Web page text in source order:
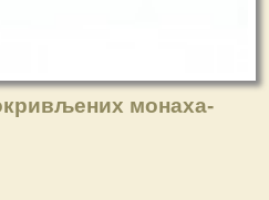
монаха-